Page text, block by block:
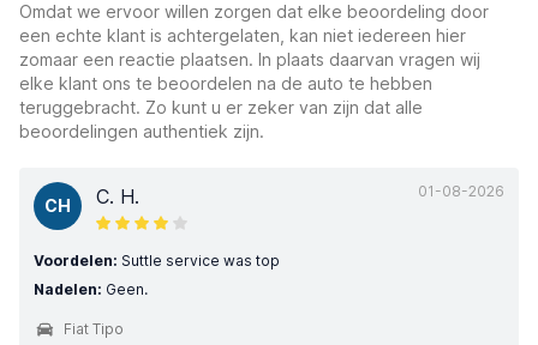
Omdat we ervoor willen zorgen dat elke beoordeling door
een echte klant is achtergelaten, kan niet iedereen hier
zomaar een reactie plaatsen. In plaats daarvan vragen wij
elke klant ons te beoordelen na de auto te hebben
teruggebracht. Zo kunt u er zeker van zijn dat alle
beoordelingen authentiek zijn.
01-08-2026
CH C. H.
Voordelen: Suttle service was top
Nadelen: Geen.
Fiat Tipo